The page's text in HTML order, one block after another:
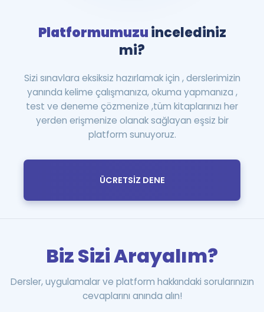
Platformumuzuincelediniz
mi?
Sizi sınavlara eksiksiz hazırlamak için , derslerimizin
yanında kelime çalışmanıza, okuma yapmanıza ,
test ve deneme çözmenize ,tüm kitaplarınızı her
yerden erişmenize olanak sağlayan eşsiz bir
platform sunuyoruz.
ÜCRETSİZ DENE
Biz Sizi Arayalım?
Dersler, uygulamalar ve platform hakkındaki sorularınızın
cevaplarını anında alın!